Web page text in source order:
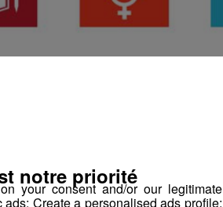
your consent and/or our legitimate
Create a personalised ads profile;
notre priorité